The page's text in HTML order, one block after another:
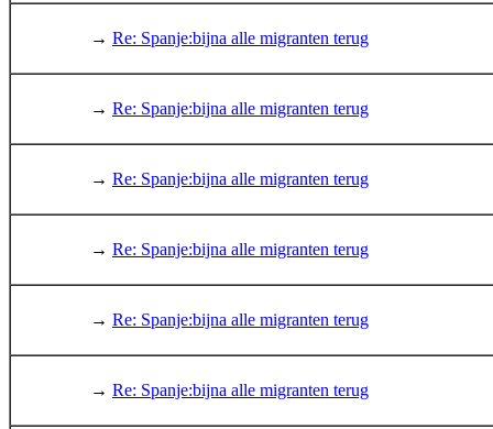
→ Re: Spanje:bijna alle migranten terug
→ Re: Spanje:bijna alle migranten terug
→ Re: Spanje:bijna alle migranten terug
→ Re: Spanje:bijna alle migranten terug
→ Re: Spanje:bijna alle migranten terug
→ Re: Spanje:bijna alle migranten terug